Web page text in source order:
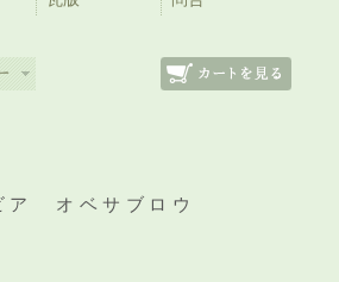
ア オベサブロウ